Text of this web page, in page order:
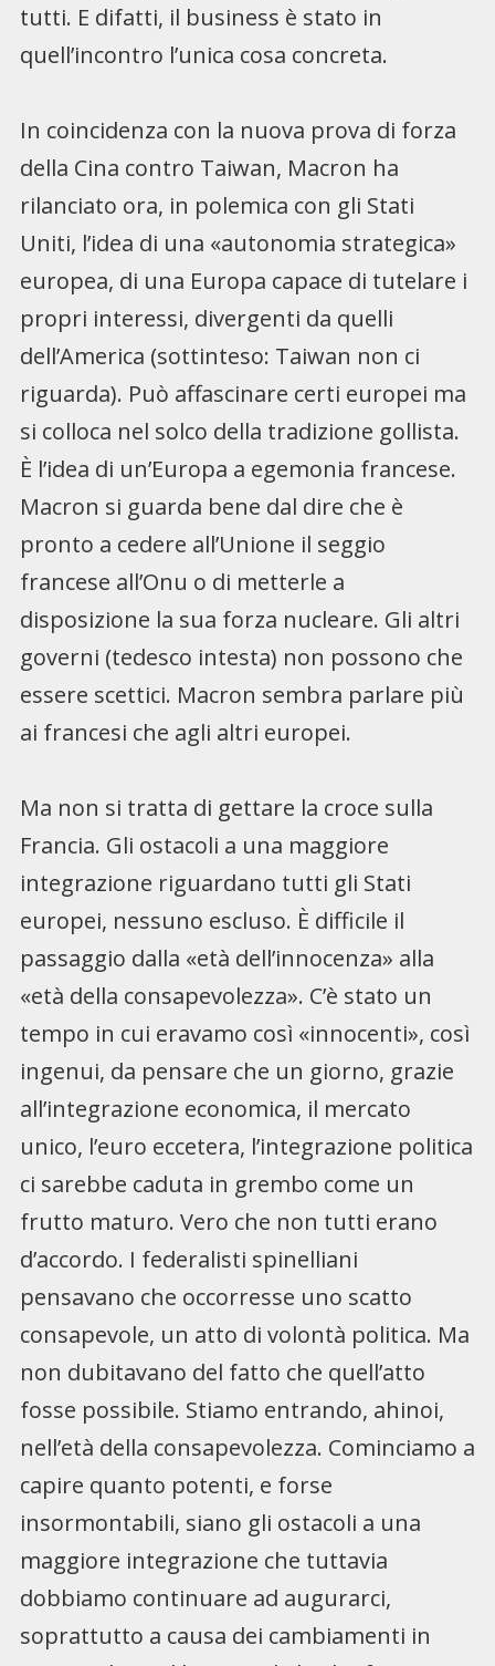
tutti. E difatti, il business è stato in
quell’incontro l’unica cosa concreta.
In coincidenza con la nuova prova di forza
della Cina contro Taiwan, Macron ha
rilanciato ora, in polemica con gli Stati
Uniti, l’idea di una «autonomia strategica»
europea, di una Europa capace di tutelare i
propri interessi, divergenti da quelli
dell’America (sottinteso: Taiwan non ci
riguarda). Può affascinare certi europei ma
si colloca nel solco della tradizione gollista.
È l’idea di un’Europa a egemonia francese.
Macron si guarda bene dal dire che è
pronto a cedere all’Unione il seggio
francese all’Onu o di metterle a
disposizione la sua forza nucleare. Gli altri
governi (tedesco intesta) non possono che
essere scettici. Macron sembra parlare più
ai francesi che agli altri europei.
Ma non si tratta di gettare la croce sulla
Francia. Gli ostacoli a una maggiore
integrazione riguardano tutti gli Stati
europei, nessuno escluso. È difficile il
passaggio dalla «età dell’innocenza» alla
«età della consapevolezza». C’è stato un
tempo in cui eravamo così «innocenti», così
ingenui, da pensare che un giorno, grazie
all’integrazione economica, il mercato
unico, l’euro eccetera, l’integrazione politica
ci sarebbe caduta in grembo come un
frutto maturo. Vero che non tutti erano
d’accordo. I federalisti spinelliani
pensavano che occorresse uno scatto
consapevole, un atto di volontà politica. Ma
non dubitavano del fatto che quell’atto
fosse possibile. Stiamo entrando, ahinoi,
nell’età della consapevolezza. Cominciamo a
capire quanto potenti, e forse
insormontabili, siano gli ostacoli a una
maggiore integrazione che tuttavia
dobbiamo continuare ad augurarci,
soprattutto a causa dei cambiamenti in